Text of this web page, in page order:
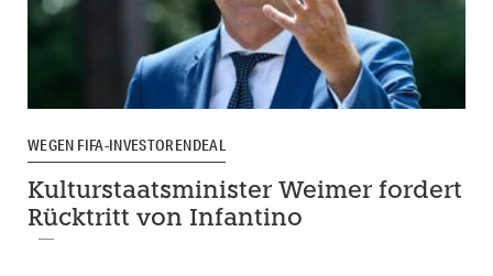
WEGEN FIFA-INVESTORENDEAL
Kulturstaatsminister Weimer fordert
Rücktritt von Infantino